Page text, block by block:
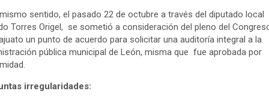
sentido, el pasado 22 de octubre a través del diputado local
Torres Origel, se sometió a consideración del pleno del
un punto de acuerdo para solicitar una auditoría integral a la
pública municipal de León, misma que fue aprobada por
irregularidades: